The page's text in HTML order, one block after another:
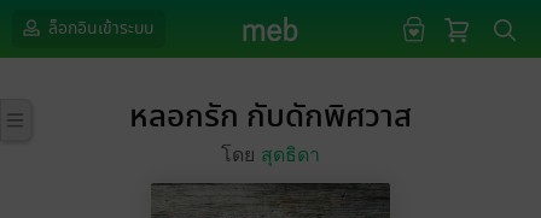
ล็อกอินเข้าระบบ
หลอกรัก กับดักพิศวาส
โดย สุดธิดา